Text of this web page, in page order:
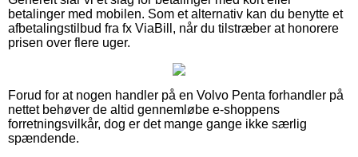
betalinger med mobilen. Som et alternativ kan du benytte et
afbetalingstilbud fra fx ViaBill, når du tilstræber at honorere
prisen over flere uger.
Forud for at nogen handler på en Volvo Penta forhandler på
nettet behøver de altid gennemløbe e-shoppens
forretningsvilkår, dog er det mange gange ikke særlig
spændende.